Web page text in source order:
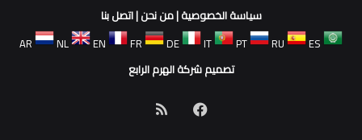
سياسة الخصوصية|من نحن|اتصل بنا
AR
NL EN FR DE IT PT RU
ES
تصميم شركة الهرم الرابع
فيسبوك